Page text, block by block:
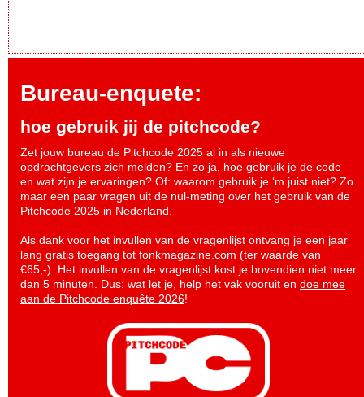
Bureau-enquete:
hoe gebruik jij de pitchcode?
Zet jouw bureau de Pitchcode 2025 al in als nieuwe
opdrachtgevers zich melden? En zo ja, hoe gebruik je de code
en wat zijn je ervaringen? Of: waarom gebruik je ‘m juist niet? Zo
maar een paar vragen uit de nul-meting over het gebruik van de
Pitchcode 2025 in Nederland.
Als dank voor het invullen van de vragenlijst ontvang je een jaar
lang gratis toegang tot fonkmagazine.com (ter waarde van
€65,-). Het invullen van de vragenlijst kost je bovendien niet meer
dan 5 minuten. Dus: wat let je, help het vak vooruit en doe mee
aan de Pitchcode enquête 2026!